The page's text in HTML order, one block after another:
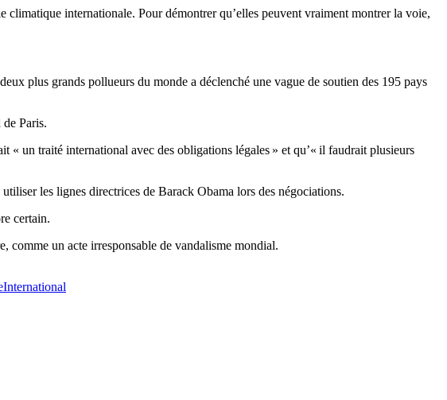
internationale. Pour démontrer qu’elles peuvent vraiment montrer la voie,
plus grands pollueurs du monde a déclenché une vague de soutien des 195 pays
Paris.
« un traité international avec des obligations légales » et qu’« il faudrait plusieurs
les lignes directrices de Barack Obama lors des négociations.
certain.
comme un acte irresponsable de vandalisme mondial.
International